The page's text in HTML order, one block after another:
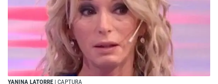
YANINA LATORRE | CAPTURA